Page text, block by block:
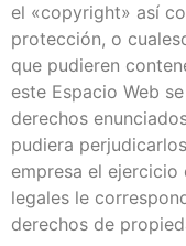
el «copyright» así
protección, o
que pudieren
este Espacio Web
derechos
pudiera
empresa el
legales le
derechos de